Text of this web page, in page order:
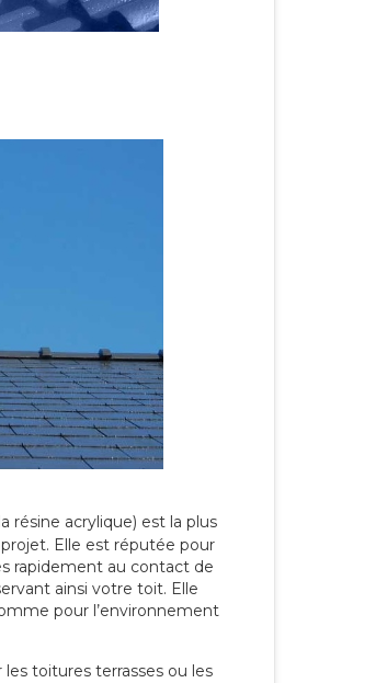
résine acrylique) est la plus
Elle est réputée pour
rapidement au contact de
ainsi votre toit. Elle
pour l’environnement
toitures terrasses ou les